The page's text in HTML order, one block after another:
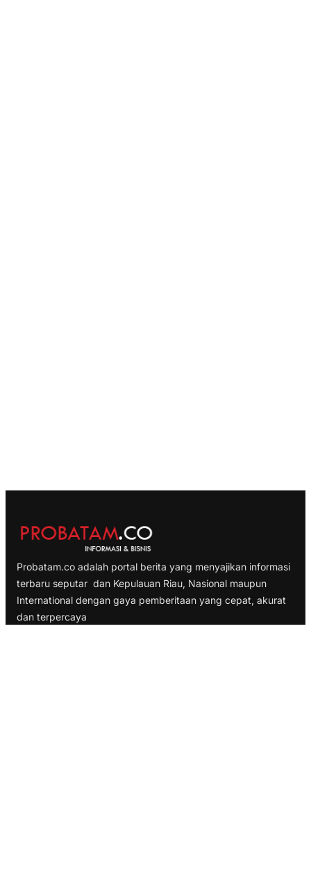
Probatam.co adalah portal berita yang menyajikan informasi
terbaru seputar dan Kepulauan Riau, Nasional maupun
International dengan gaya pemberitaan yang cepat, akurat
dan terpercaya